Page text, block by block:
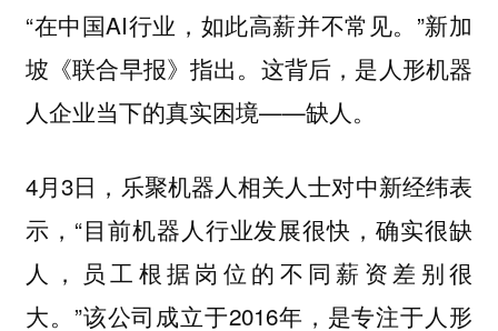
“在中国AI行业，如此高薪并不常见。”新加
坡《联合早报》指出。这背后，是人形机器
人企业当下的真实困境——缺人。
4月3日，乐聚机器人相关人士对中新经纬表
示，“目前机器人行业发展很快，确实很缺
人，员工根据岗位的不同薪资差别很
大。”该公司成立于2016年，是专注于人形